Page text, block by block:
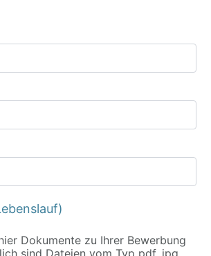
Dokumente zu Ihrer Bewerbung